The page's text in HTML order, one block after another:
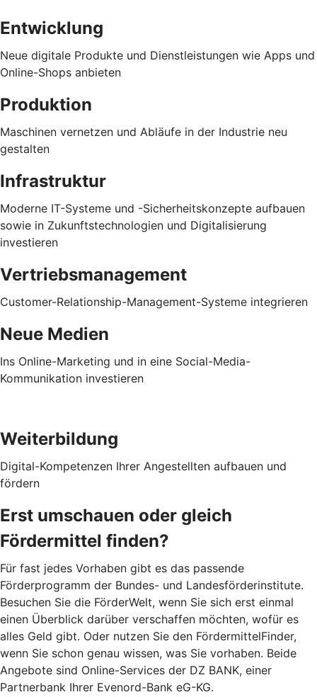
Entwicklung
Neue digitale Produkte und Dienstleistungen wie Apps und
Online-Shops anbieten
Produktion
Maschinen vernetzen und Abläufe in der Industrie neu
gestalten
Infrastruktur
Moderne IT-Systeme und -Sicherheitskonzepte aufbauen
sowie in Zukunftstechnologien und Digitalisierung
investieren
Vertriebsmanagement
Customer-Relationship-Management-Systeme integrieren
Neue Medien
Ins Online-Marketing und in eine Social-Media-
Kommunikation investieren
Weiterbildung
Digital-Kompetenzen Ihrer Angestellten aufbauen und
fördern
Erst umschauen oder gleich
Fördermittel finden?
Für fast jedes Vorhaben gibt es das passende
Förderprogramm der Bundes- und Landesförderinstitute.
Besuchen Sie die FörderWelt, wenn Sie sich erst einmal
einen Überblick darüber verschaffen möchten, wofür es
alles Geld gibt. Oder nutzen Sie den FördermittelFinder,
wenn Sie schon genau wissen, was Sie vorhaben. Beide
Angebote sind Online-Services der DZ BANK, einer
Partnerbank Ihrer Evenord-Bank eG-KG.